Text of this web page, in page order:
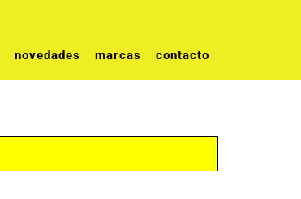
novedades marcas contacto